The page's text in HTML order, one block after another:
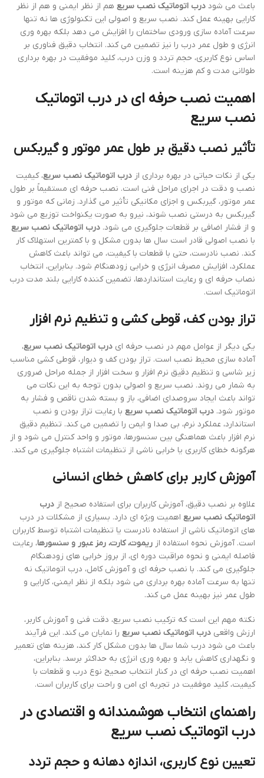
باعث می شود درب اتوماتیک نصب سریع هم از نظر ایمنی و هم از نظر
کارایی بهینه عمل کند. نصب سریع و اصولی این تکنولوژی ها نه تنها
سرعت آماده سازی ورودی ساختمان را افزایش می دهد بلکه بهره وری
انرژی و طول عمر درب را نیز تضمین می کند. انتخاب دقیق فناوری بر
اساس نوع کاربری، حجم تردد و وزن درب، کلید موفقیت در بهره برداری
طولانی مدت و کم هزینه است.
اهمیت نصب حرفه ای دردرب اتوماتیک
نصب سریع
تأثیر نصب دقیق بر طول عمر موتور و گیربکس
یکی از نکات حیاتی در بهره برداری از درب اتوماتیک نصب سریع، کیفیت
نصب و دقت در اجرای مراحل فنی است. نصب حرفه ای مستقیماً بر طول
عمر موتور، گیربکس و اجزای مکانیکی تأثیر می گذارد. زمانی که موتور و
گیربکس به درستی نصب شوند، نیرو به صورت یکنواخت توزیع می شود
و از فشار اضافی بر قطعات جلوگیری می شود. درب اتوماتیک نصب سریع
با نصب اصولی قادر است سال ها بدون مشکل و با کمترین استهلاک کار
کند. نصب نادرست، حتی با قطعات با کیفیت، می تواند باعث کاهش
عملکرد، افزایش مصرف انرژی و خرابی زودهنگام شود. بنابراین، انتخاب
نصاب حرفه ای و رعایت استانداردها، تضمین کننده کارایی بلند مدت درب
اتوماتیک است.
تراز بودن کف، قوطی کشی و تنظیم نرم افزار
یکی دیگر از عوامل مهم در نصب حرفه ای درب اتوماتیک نصب سریع،
آماده سازی محیط نصب است. تراز بودن کف و دیوار، قوطی کشی مناسب
زیر شاسی و تنظیم دقیق نرم افزار و سخت افزار از جمله مراحل ضروری
به شمار می روند. نصب سریع و اصولی بدون توجه به این نکات می
تواند باعث ایجاد سروصدای اضافی، باز و بسته شدن ناقص و فشار به
موتور شود. درب اتوماتیک نصب سریع با رعایت تراز بودن و نصب
استاندارد، عملکرد نرم، بی صدا و ایمن را تضمین می کند. تنظیم دقیق
نرم افزار باعث هماهنگی بین سنسورها، موتور و واحد کنترل می شود و از
هرگونه خطای کاربری یا خرابی ناشی از تنظیمات اشتباه جلوگیری می کند.
آموزش کاربر برای کاهش خطای انسانی
علاوه بر نصب دقیق، آموزش کاربران برای استفاده صحیح از درب
اتوماتیک نصب سریع اهمیت ویژه ای دارد. بسیاری از مشکلات در درب
های اتوماتیک ناشی از استفاده نادرست یا تنظیمات اشتباه توسط کاربران
است. آموزش نحوه استفاده از ریموت، کارت، رمز عبور و سنسورها، رعایت
فاصله ایمنی و نحوه مراقبت دوره ای، از بروز خرابی های زودهنگام
جلوگیری می کند. با نصب حرفه ای و آموزش کامل، درب اتوماتیک نه
تنها به سرعت آماده بهره برداری می شود بلکه از نظر ایمنی، کارایی و
طول عمر نیز بهینه عمل می کند.
نکته مهم این است که ترکیب نصب سریع، دقت فنی و آموزش کاربر،
ارزش واقعی درب اتوماتیک نصب سریع را نمایان می کند. این فرآیند
باعث می شود درب شما سال ها بدون مشکل کار کند، هزینه های تعمیر
و نگهداری کاهش یابد و بهره وری انرژی به حداکثر برسد. بنابراین،
اهمیت نصب حرفه ای در کنار انتخاب صحیح نوع درب و قطعات با
کیفیت، کلید موفقیت در تجربه ای امن و راحت برای کاربران است.
راهنمای انتخاب هوشمندانه و اقتصادی در
درب اتوماتیک نصب سریع
تعیین نوع کاربری، اندازه دهانه و حجم تردد